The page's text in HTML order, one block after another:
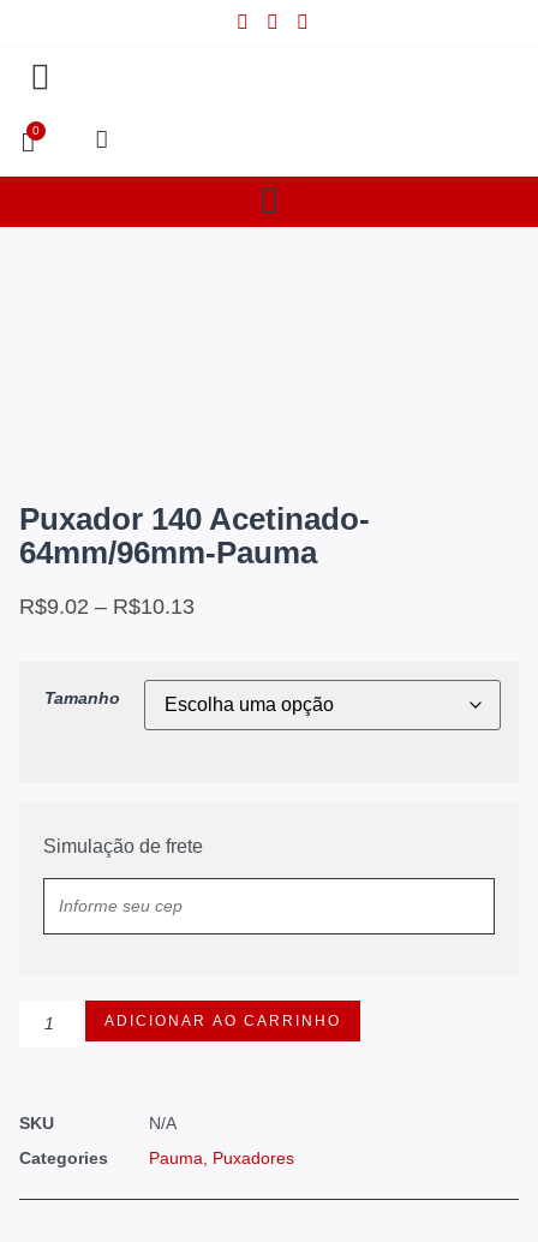
0
Puxador 140 Acetinado-
64mm/96mm-Pauma
R$9.02 – R$10.13
Tamanho
Simulação de frete
ADICIONAR AO CARRINHO
SKU
N/A
Categories
Pauma Puxadores